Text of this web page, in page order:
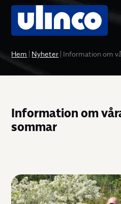
Hem Nyheter Information om
Information om
sommar